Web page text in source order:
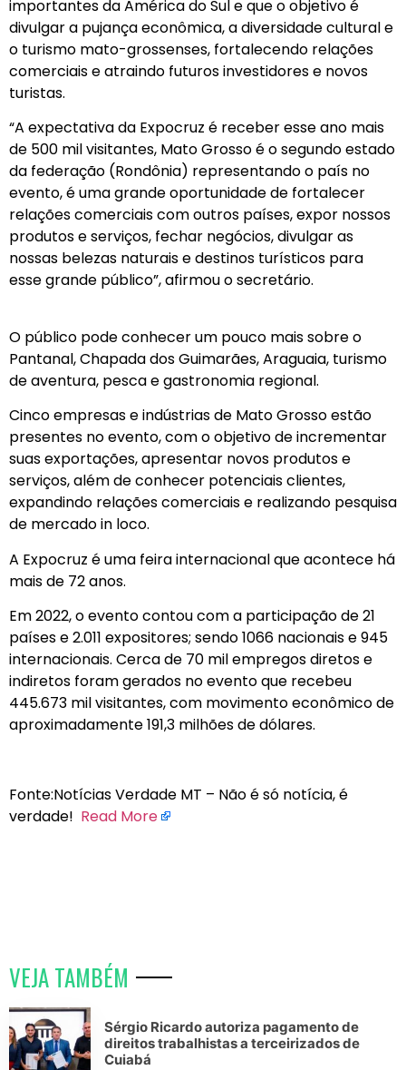
importantes da América do Sul e que o objetivo é
divulgar a pujança econômica, a diversidade cultural e
o turismo mato-grossenses, fortalecendo relações
comerciais e atraindo futuros investidores e novos
turistas.
“A expectativa da Expocruz é receber esse ano mais
de 500 mil visitantes, Mato Grosso é o segundo estado
da federação (Rondônia) representando o país no
evento, é uma grande oportunidade de fortalecer
relações comerciais com outros países, expor nossos
produtos e serviços, fechar negócios, divulgar as
nossas belezas naturais e destinos turísticos para
esse grande público”, afirmou o secretário.
O público pode conhecer um pouco mais sobre o
Pantanal, Chapada dos Guimarães, Araguaia, turismo
de aventura, pesca e gastronomia regional.
Cinco empresas e indústrias de Mato Grosso estão
presentes no evento, com o objetivo de incrementar
suas exportações, apresentar novos produtos e
serviços, além de conhecer potenciais clientes,
expandindo relações comerciais e realizando pesquisa
de mercado in loco.
A Expocruz é uma feira internacional que acontece há
mais de 72 anos.
Em 2022, o evento contou com a participação de 21
países e 2.011 expositores; sendo 1066 nacionais e 945
internacionais. Cerca de 70 mil empregos diretos e
indiretos foram gerados no evento que recebeu
445.673 mil visitantes, com movimento econômico de
aproximadamente 191,3 milhões de dólares.
Fonte:Notícias Verdade MT – Não é só notícia, é
verdade! Read More
VEJA TAMBÉM
Sérgio Ricardo autoriza pagamento de
direitos trabalhistas a terceirizados de
Cuiabá